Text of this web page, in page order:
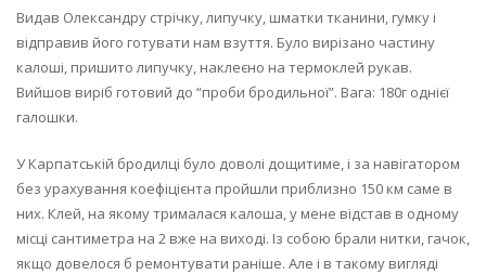
Видав Олександру стрічку, липучку, шматки тканини, гумку і
відправив його готувати нам взуття. Було вирізано частину
калоші, пришито липучку, наклеєно на термоклей рукав.
Вийшов виріб готовий до “проби бродильної”. Вага: 180г однієї
галошки.
У Карпатській бродилці було доволі дощитиме, і за навігатором
без урахування коефіцієнта пройшли приблизно 150 км саме в
них. Клей, на якому трималася калоша, у мене відстав в одному
місці сантиметра на 2 вже на виході. Із собою брали нитки, гачок,
якщо довелося б ремонтувати раніше. Але і в такому вигляді